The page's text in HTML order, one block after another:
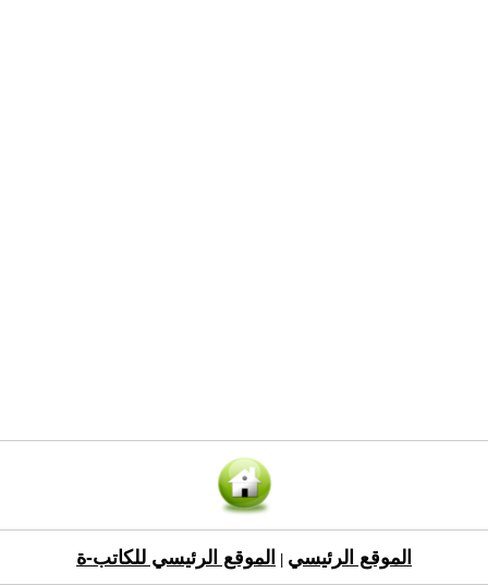
الموقع الرئيسي الموقع الرئيسي للكاتب-ة